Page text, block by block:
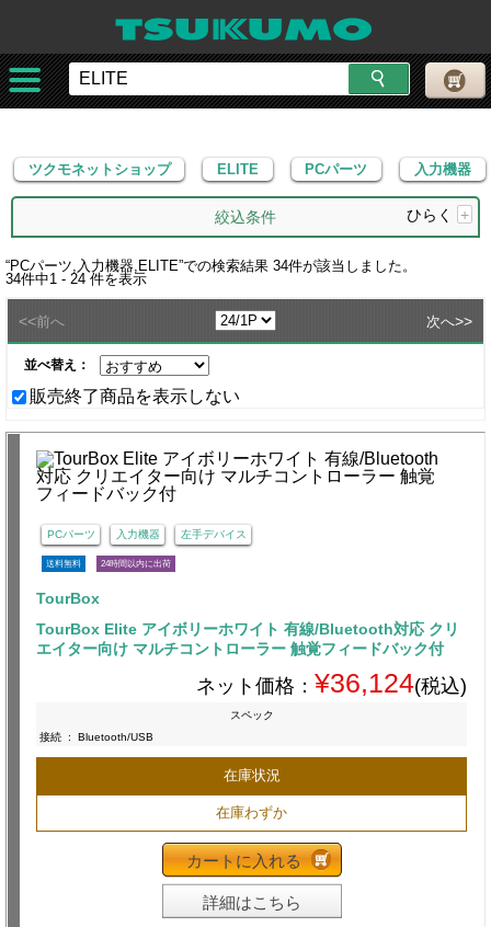
ツクモネットショップ 入力機器
ツクモネットショップ ELITE PCパーツ 入力機器
絞込条件 ひらく +
“PCパーツ,入力機器,ELITE”での検索結果 34件が該当しました。
34件中1 - 24 件を表示
<<前へ 次へ>>
並べ替え：
販売終了商品を表示しない
PCパーツ 入力機器 左手デバイス
送料無料 24時間以内に出荷
TourBox
TourBox Elite アイボリーホワイト 有線/Bluetooth対応 クリ
エイター向け マルチコントローラー 触覚フィードバック付
ネット価格： ¥36,124(税込)
スペック
接続 : Bluetooth/USB
在庫状況
在庫わずか
カートに入れる
詳細はこちら